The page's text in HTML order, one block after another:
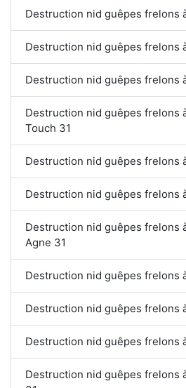
Destruction nid guêpes frelons
Destruction nid guêpes frelons
Destruction nid guêpes frelons
Destruction nid guêpes frelons
Touch 31
Destruction nid guêpes frelons
Destruction nid guêpes frelons
Destruction nid guêpes frelons
Agne 31
Destruction nid guêpes frelons
Destruction nid guêpes frelons
Destruction nid guêpes frelons
Destruction nid guêpes frelons